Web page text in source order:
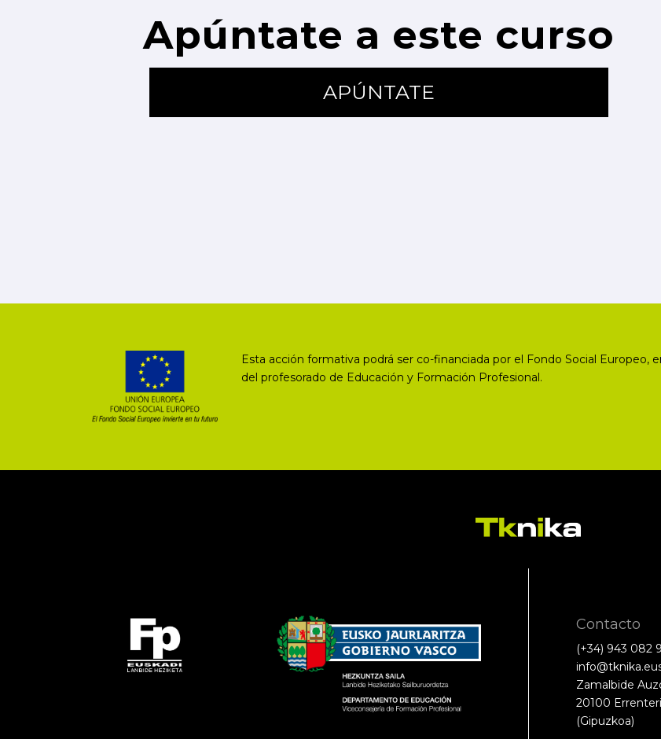
Apúntate a este curso
APÚNTATE
Esta acción formativa podrá ser co-financiada por el Fondo Social Europeo,
del profesorado de Educación y Formación Profesional.
Contacto
(+34) 943 082
Zamalbide
20100
(Gipuzkoa)